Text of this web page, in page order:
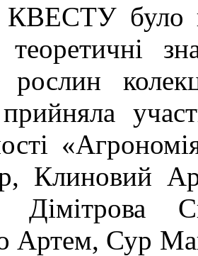
було
теоретичні
рослин
Клиновий
Дімітрова
Артем, Сур